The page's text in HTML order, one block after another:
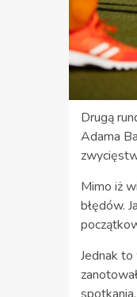
Drugą
Adama
Mimo iż
błędów.
Jednak to